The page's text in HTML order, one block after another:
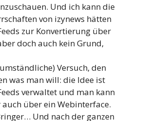
Und ich kann die
von izynews hätten
zur Konvertierung über
doch auch kein Grund,
Versuch, den
was man will: die Idee ist
verwaltet und man kann
über ein Webinterface.
Und nach der ganzen